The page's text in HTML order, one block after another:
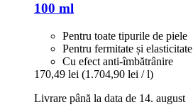
100 ml
Pentru toate tipurile de piele
Pentru fermitate și elasticitate
Cu efect anti-îmbătrânire
170,49 lei (1.704,90 lei / l)
Livrare până la data de 14. august